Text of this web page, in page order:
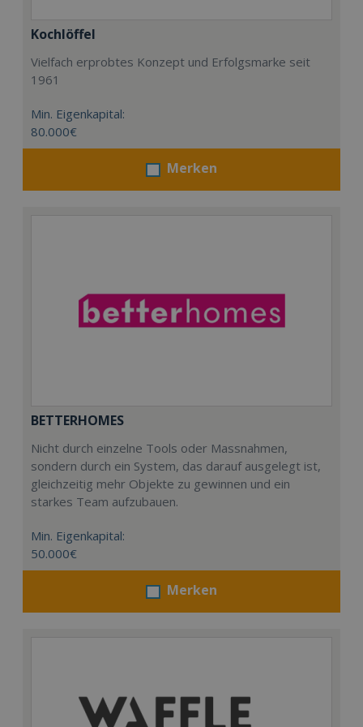
Kochlöffel
Vielfach erprobtes Konzept und Erfolgsmarke seit
1961
Min. Eigenkapital:
80.000€
Merken
BETTERHOMES
Nicht durch einzelne Tools oder Massnahmen,
sondern durch ein System, das darauf ausgelegt ist,
gleichzeitig mehr Objekte zu gewinnen und ein
starkes Team aufzubauen.
Min. Eigenkapital:
50.000€
Merken